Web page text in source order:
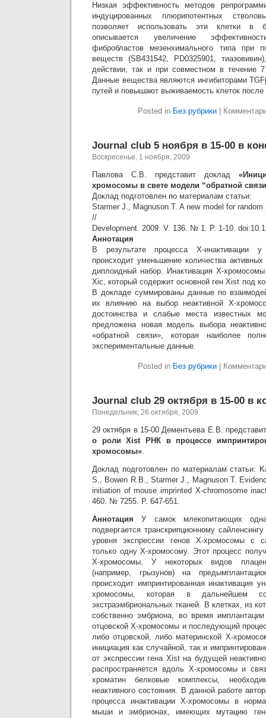
Низкая эффективность методов
индуцированных плюрипотентных
позволяет использовать эти клетки в
описывается увеличение
фибробластов мезенхимального типа при
веществ (SB431542, PD0325901,
действии, так и при совместном в течение
Данные вещества являются ингибиторами
путей и повышают выживаемость клеток после
Posted in Без рубрики
Journal club 5 ноября в 15-00 в
Воскресенье, 1 ноября, 2009
Павлова С.В. представит доклад
хромосомы в свете модели “обратной
Доклад подготовлен по материалам статьи:
Starmer J., Magnuson T. A new model for
//
Development. 2009. V. 136. № 1. P. 1-10.
Аннотация
В результате процесса Х-инактивации
происходит уменьшение количества
диплоидный набор. Инактивация Х-хромосомы
Xic, который содержит основной ген Xist под
В докладе суммированы данные по
их влиянию на выбор неактивной Х-
достоинства и слабые места известных
предложена новая модель выбора
«обратной связи», которая наиболее
экспериментальные данные.
Posted in Без рубрики
Journal club 29 октября в 15-00 в
Понедельник, 26 октября, 2009
29 октября в 15-00 Дементьева Е.В.
о роли Xist РНК в процессе
хромосомы».
Доклад подготовлен по материалам статьи:
S., Bowen R.B., Starmer J., Magnuson T.
initiation of mouse imprinted X-chromosome
460. № 7255. P. 647-651.
Аннотация У самок млекопитающих
подвергается транскрипционному
уровня экспрессии генов Х-хромосомы с
только одну Х-хромосому. Этот процесс
Х-хромосомы. У некоторых видов
(например, грызунов) на
происходит импринтированная инактивация
хромосомы, которая в дальнейшем
экстраэмбриональных тканей. В клетках, из
собственно эмбриона, во время имплантации
отцовской Х-хромосомы и последующий
либо отцовской, либо материнской Х-
инициация как случайной, так и
от экспрессии гена Xist на будущей
распространяется вдоль Х-хромосомы и
хроматин белковые комплексы,
неактивного состояния. В данной работе
процесса инактивации Х-хромосомы в
мыши и эмбрионах, имеющих мутацию